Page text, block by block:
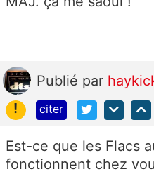
Publié par
!
citer
Est-ce que les Flacs
fonctionnent chez